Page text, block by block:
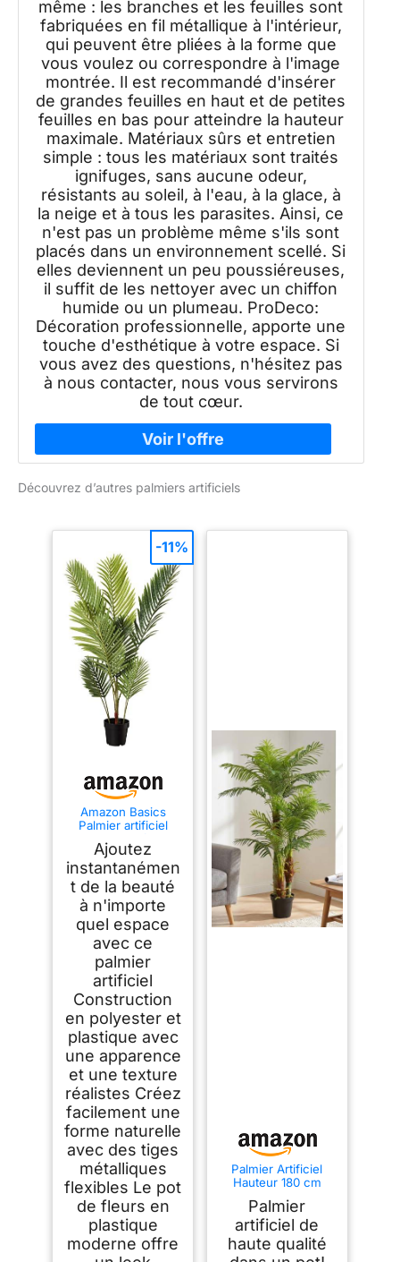
même : les branches et les feuilles sont
fabriquées en fil métallique à l'intérieur,
qui peuvent être pliées à la forme que
vous voulez ou correspondre à l'image
montrée. Il est recommandé d'insérer
de grandes feuilles en haut et de petites
feuilles en bas pour atteindre la hauteur
maximale. Matériaux sûrs et entretien
simple : tous les matériaux sont traités
ignifuges, sans aucune odeur,
résistants au soleil, à l'eau, à la glace, à
la neige et à tous les parasites. Ainsi, ce
n'est pas un problème même s'ils sont
placés dans un environnement scellé. Si
elles deviennent un peu poussiéreuses,
il suffit de les nettoyer avec un chiffon
humide ou un plumeau. ProDeco:
Décoration professionnelle, apporte une
touche d'esthétique à votre espace. Si
vous avez des questions, n'hésitez pas
à nous contacter, nous vous servirons
de tout cœur.
Découvrez d’autres palmiers artificiels
Amazon Basics
Palmier artificiel
en plastique, 119.8
cm, vert
Ajoutez
instantanémen
t de la beauté
à n'importe
quel espace
avec ce
palmier
artificiel
Construction
en polyester et
plastique avec
une apparence
et une texture
réalistes Créez
facilement une
forme naturelle
avec des tiges
métalliques
flexibles Le pot
de fleurs en
plastique
moderne offre
-11%
Palmier Artificiel
Hauteur 180 cm
décoration Arbre
Plante Artificielle
Palmier
artificiel de
haute qualité